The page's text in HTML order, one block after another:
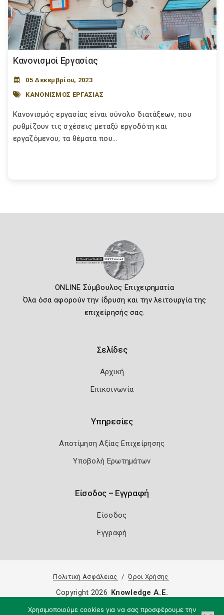
Κανονισμοί Εργασίας
05 Δεκεμβρίου, 2023
ΚΑΝΟΝΙΣΜΟΣ ΕΡΓΑΣΙΑΣ
Κανονισμός εργασίας είναι σύνολο διατάξεων, που
ρυθμίζουν τις σχέσεις μεταξύ εργοδότη και
εργαζόμενου, τα θέματα που...
ONLINE Σύμβουλος Επιχειρηματία
Όλα όσα αφορούν την ίδρυση και την λειτουργία της
επιχείρησής σας.
Σελίδες
Αρχική
Επικοινωνία
Υπηρεσίες
Αποτίμηση Αξίας Επιχείρησης
Υποβολή Ερωτημάτων
Είσοδος – Εγγραφή
Είσοδος
Εγγραφή
Πολιτική Ασφάλειας Όροι Χρήσης
Χρησιμοποιούμε cookies για να σας προσφέρουμε την
Copyright 2026 Knowledge A.E.